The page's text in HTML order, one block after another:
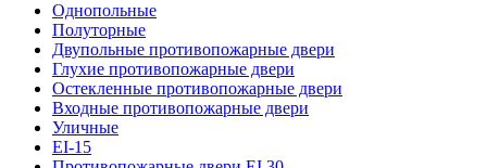
Однопольные
Полуторные
Двупольные противопожарные двери
Глухие противопожарные двери
Остекленные противопожарные двери
Входные противопожарные двери
Уличные
EI-15